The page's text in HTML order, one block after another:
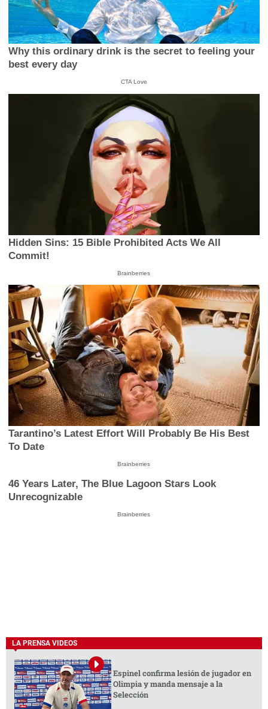
Why this ordinary drink is the secret to feeling your
best every day
CTA Love
Hidden Sins: 15 Bible Prohibited Acts We All
Commit!
Brainberries
Tarantino’s Latest Effort Will Probably Be His Best
To Date
Brainberries
46 Years Later, The Blue Lagoon Stars Look
Unrecognizable
Brainberries
LA PRENSA VIDEOS
Espinel confirma lesión de jugador en
Olimpia y manda mensaje a la
Selección